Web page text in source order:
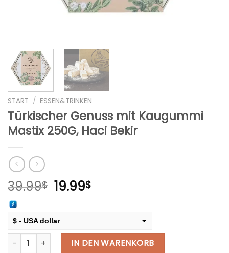
START / ESSEN&TRINKEN
Türkischer Genuss mit Kaugummi
Mastix 250G, Haci Bekir
39.99$ Ursprünglicher
39.99$
19.99$Aktueller
$ - USA dollar
€ - European Euro
Türkischer Genuss mit Kaugummi Mastix 250G, Haci Bekir
IN DEN WARENKORB